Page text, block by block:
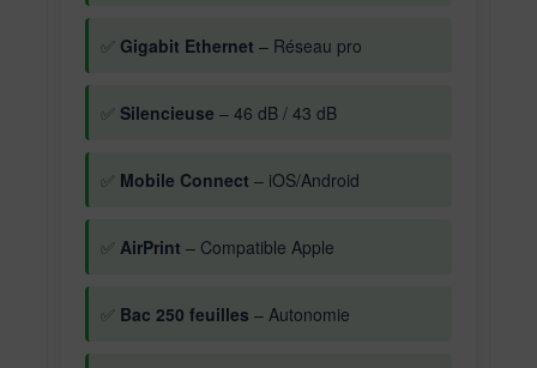
✅ Gigabit Ethernet – Réseau pro
✅ Silencieuse – 46 dB / 43 dB
✅ Mobile Connect – iOS/Android
✅ AirPrint – Compatible Apple
✅ Bac 250 feuilles – Autonomie